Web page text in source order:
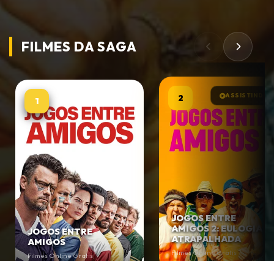
FILMES DASAGA
1
JOGOS ENTRE
AMIGOS
Filmes Online Gratis
2 ASSISTINDO
JOGOS ENTRE
AMIGOS 2: EULOGIA
ATRAPALHADA
Filmes Online Gratis